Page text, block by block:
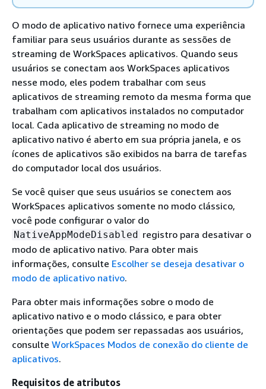
O modo de aplicativo nativo fornece uma experiência
familiar para seus usuários durante as sessões de
streaming de WorkSpaces aplicativos. Quando seus
usuários se conectam aos WorkSpaces aplicativos
nesse modo, eles podem trabalhar com seus
aplicativos de streaming remoto da mesma forma que
trabalham com aplicativos instalados no computador
local. Cada aplicativo de streaming no modo de
aplicativo nativo é aberto em sua própria janela, e os
ícones de aplicativos são exibidos na barra de tarefas
do computador local dos usuários.
Se você quiser que seus usuários se conectem aos
WorkSpaces aplicativos somente no modo clássico,
você pode configurar o valor do
NativeAppModeDisabled registro para desativar o
modo de aplicativo nativo. Para obter mais
informações, consulte Escolher se deseja desativar o
modo de aplicativo nativo.
Para obter mais informações sobre o modo de
aplicativo nativo e o modo clássico, e para obter
orientações que podem ser repassadas aos usuários,
consulte WorkSpaces Modos de conexão do cliente de
aplicativos.
Requisitos de atributos